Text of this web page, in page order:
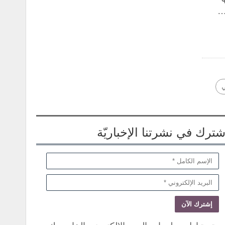
إشترك في نشرتنا الإخباريّة